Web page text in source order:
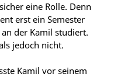
eine Rolle. Denn
erst ein Semester
der Kamil studiert.
jedoch nicht.
Kamil vor seinem